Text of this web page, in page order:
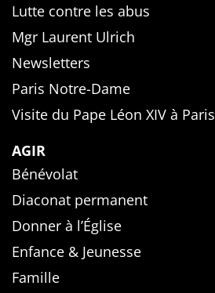
Lutte contre les abus
Mgr Laurent Ulrich
Newsletters
Paris Notre-Dame
Visite du Pape Léon XIV à Paris
AGIR
Bénévolat
Diaconat permanent
Donner à l’Église
Enfance & Jeunesse
Famille